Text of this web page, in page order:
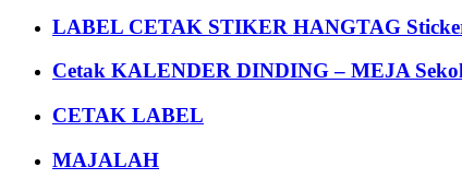
LABEL CETAK STIKER HANGTAG
Cetak KALENDER DINDING – MEJA
CETAK LABEL
MAJALAH